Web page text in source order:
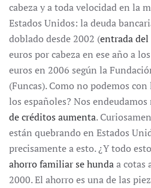
cabeza y a toda velocidad en la
Estados Unidos: la deuda
doblado desde 2002 (entrada del
euros por cabeza en ese año a
euros en 2006 según la
(Funcas). Como no podemos con
los españoles? Nos endeudamos
de créditos aumenta.
están quebrando en Estados
precisamente a esto. ¿Y todo
ahorro familiar se hundaa cotas
2000. El ahorro es una de las